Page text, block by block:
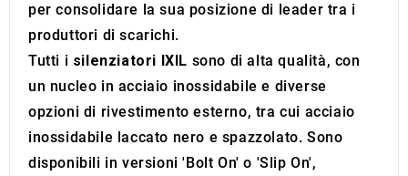
per consolidare la sua posizione di leader tra i
produttori di scarichi.
Tutti i silenziatori IXIL sono di alta qualità, con
un nucleo in acciaio inossidabile e diverse
opzioni di rivestimento esterno, tra cui acciaio
inossidabile laccato nero e spazzolato. Sono
disponibili in versioni 'Bolt On' o 'Slip On',